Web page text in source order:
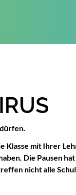
Klasse mit Ihrer
Die Pausen
nicht alle